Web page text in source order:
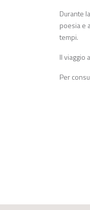
Durante
poesia e
tempi.
Il viaggio
Per